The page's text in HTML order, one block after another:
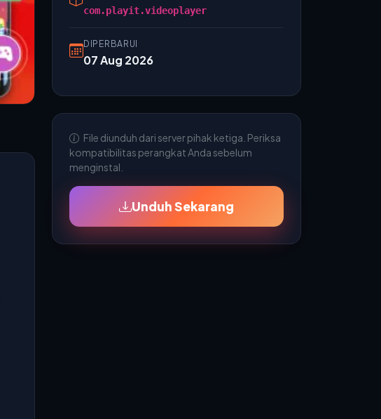
com.playit.videoplayer
DIPERBARUI
07 Aug 2026
File diunduh dari server pihak ketiga. Periksa
kompatibilitas perangkat Anda sebelum
menginstal.
Unduh Sekarang